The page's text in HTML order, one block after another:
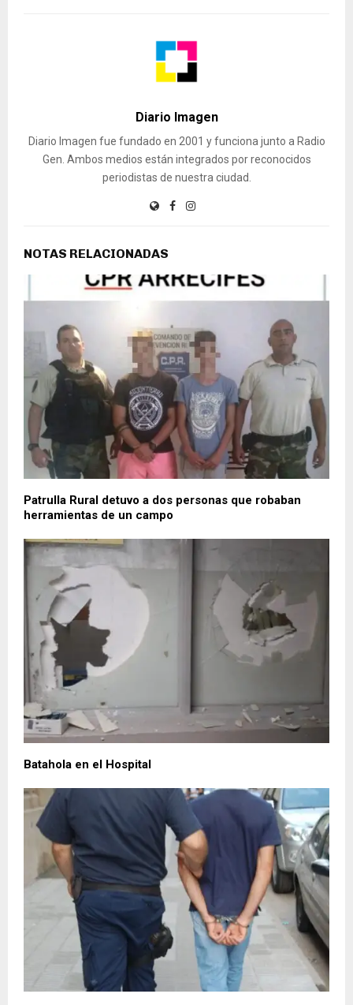
Diario Imagen
Diario Imagen fue fundado en 2001 y funciona junto a Radio
Gen. Ambos medios están integrados por reconocidos
periodistas de nuestra ciudad.
NOTAS RELACIONADAS
Patrulla Rural detuvo a dos personas que robaban
herramientas de un campo
Batahola en el Hospital